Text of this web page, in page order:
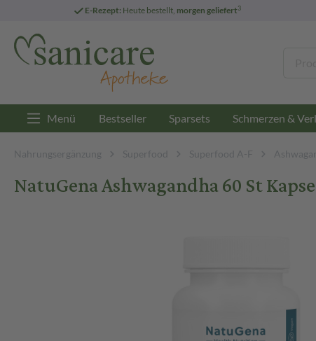
E-Rezept: Heute bestellt, morgen geliefert3
Menü Bestseller Sparsets Schmerzen &
Nahrungsergänzung Superfood Superfood A-F
NatuGena Ashwagandha 60 St